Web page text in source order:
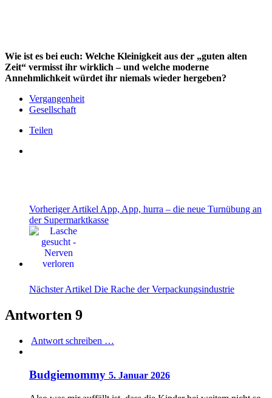
Wie ist es bei euch: Welche Kleinigkeit aus der „guten alten
Zeit“ vermisst ihr wirklich – und welche moderne
Annehmlichkeit würdet ihr niemals wieder hergeben?
Vergangenheit
Gesellschaft
Teilen
Vorheriger Artikel App, App, hurra – die neue Turnübung an
der Supermarktkasse
Nächster Artikel Die Rache der Verpackungsindustrie
Antworten 9
Antwort schreiben …
Budgiemommy 5. Januar 2026